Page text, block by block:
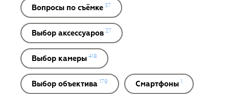
Вопросы по съёмке 37
Выбор аксессуаров 27
Выбор камеры 418
Выбор объектива 179 Смартфоны 1